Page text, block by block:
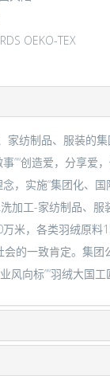
RDS OEKO-TEX
纺制品、服装的
”“创造爱，分享
，实施“集团化、
工-家纺制品、服
米，各类羽绒原
一致肯定。集团
风向标”“羽绒大国